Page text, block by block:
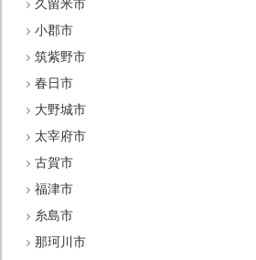
久留米市
小郡市
筑紫野市
春日市
大野城市
太宰府市
古賀市
福津市
糸島市
那珂川市